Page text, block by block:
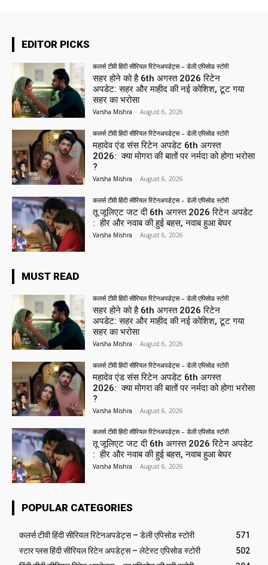
EDITOR PICKS
कलर्स टीवी हिंदी सीरियल रिटेनअपडेट्स – डेली एपिसोड स्टोरी
सहर होने को है 6th अगस्त 2026 रिटेन
अपडेट: सहर और माहीद की नई कोशिश, टूट गया
सहर का भरोसा
Varsha Mishra - August 6, 2026
कलर्स टीवी हिंदी सीरियल रिटेनअपडेट्स – डेली एपिसोड स्टोरी
महादेव एंड संस रिटेन अपडेट 6th अगस्त
2026: क्या मोगरा की बातों पर नर्मदा को होगा भरोसा
?
Varsha Mishra - August 6, 2026
कलर्स टीवी हिंदी सीरियल रिटेनअपडेट्स – डेली एपिसोड स्टोरी
तू जूलिएट जट दी 6th अगस्त 2026 रिटेन अपडेट
: हीर और नवाब की हुई बहस, नवाब हुआ बेघर
Varsha Mishra - August 6, 2026
MUST READ
कलर्स टीवी हिंदी सीरियल रिटेनअपडेट्स – डेली एपिसोड स्टोरी
सहर होने को है 6th अगस्त 2026 रिटेन
अपडेट: सहर और माहीद की नई कोशिश, टूट गया
सहर का भरोसा
Varsha Mishra - August 6, 2026
कलर्स टीवी हिंदी सीरियल रिटेनअपडेट्स – डेली एपिसोड स्टोरी
महादेव एंड संस रिटेन अपडेट 6th अगस्त
2026: क्या मोगरा की बातों पर नर्मदा को होगा भरोसा
?
Varsha Mishra - August 6, 2026
कलर्स टीवी हिंदी सीरियल रिटेनअपडेट्स – डेली एपिसोड स्टोरी
तू जूलिएट जट दी 6th अगस्त 2026 रिटेन अपडेट
: हीर और नवाब की हुई बहस, नवाब हुआ बेघर
Varsha Mishra - August 6, 2026
POPULAR CATEGORIES
कलर्स टीवी हिंदी सीरियल रिटेनअपडेट्स – डेली एपिसोड स्टोरी
571
स्टार प्लस हिंदी सीरियल रिटेन अपडेट्स – लेटेस्ट एपिसोड स्टोरी
502